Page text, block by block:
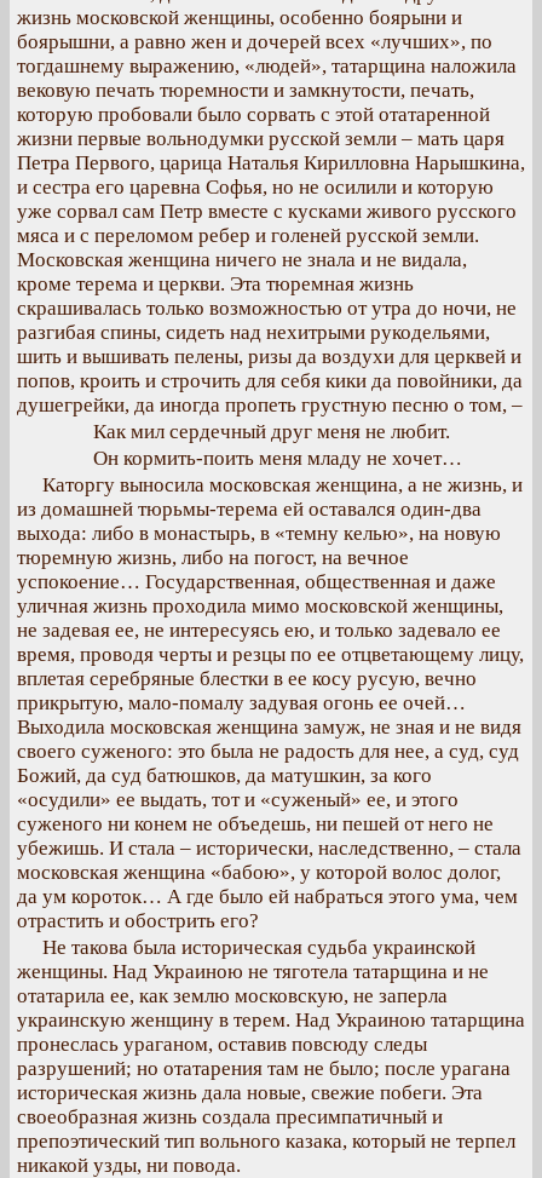
жизнь московской женщины, особенно боярыни и
боярышни, а равно жен и дочерей всех «лучших», по
тогдашнему выражению, «людей», татарщина наложила
вековую печать тюремности и замкнутости, печать,
которую пробовали было сорвать с этой отатаренной
жизни первые вольнодумки русской земли – мать царя
Петра Первого, царица Наталья Кирилловна Нарышкина,
и сестра его царевна Софья, но не осилили и которую
уже сорвал сам Петр вместе с кусками живого русского
мяса и с переломом ребер и голеней русской земли.
Московская женщина ничего не знала и не видала,
кроме терема и церкви. Эта тюремная жизнь
скрашивалась только возможностью от утра до ночи, не
разгибая спины, сидеть над нехитрыми рукодельями,
шить и вышивать пелены, ризы да воздухи для церквей и
попов, кроить и строчить для себя кики да повойники, да
душегрейки, да иногда пропеть грустную песню о том, –
Как мил сердечный друг меня не любит.
Он кормить-поить меня младу не хочет…
Каторгу выносила московская женщина, а не жизнь, и
из домашней тюрьмы-терема ей оставался один-два
выхода: либо в монастырь, в «темну келью», на новую
тюремную жизнь, либо на погост, на вечное
успокоение… Государственная, общественная и даже
уличная жизнь проходила мимо московской женщины,
не задевая ее, не интересуясь ею, и только задевало ее
время, проводя черты и резцы по ее отцветающему лицу,
вплетая серебряные блестки в ее косу русую, вечно
прикрытую, мало-помалу задувая огонь ее очей…
Выходила московская женщина замуж, не зная и не видя
своего суженого: это была не радость для нее, а суд, суд
Божий, да суд батюшков, да матушкин, за кого
«осудили» ее выдать, тот и «суженый» ее, и этого
суженого ни конем не объедешь, ни пешей от него не
убежишь. И стала – исторически, наследственно, – стала
московская женщина «бабою», у которой волос долог,
да ум короток… А где было ей набраться этого ума, чем
отрастить и обострить его?
Не такова была историческая судьба украинской
женщины. Над Украиною не тяготела татарщина и не
отатарила ее, как землю московскую, не заперла
украинскую женщину в терем. Над Украиною татарщина
пронеслась ураганом, оставив повсюду следы
разрушений; но отатарения там не было; после урагана
историческая жизнь дала новые, свежие побеги. Эта
своеобразная жизнь создала пресимпатичный и
препоэтический тип вольного казака, который не терпел
никакой узды, ни повода.